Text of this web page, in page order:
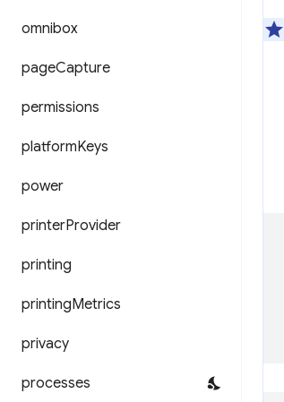
omnibox
pageCapture
permissions
platformKeys
power
printerProvider
printing
printingMetrics
privacy
processes